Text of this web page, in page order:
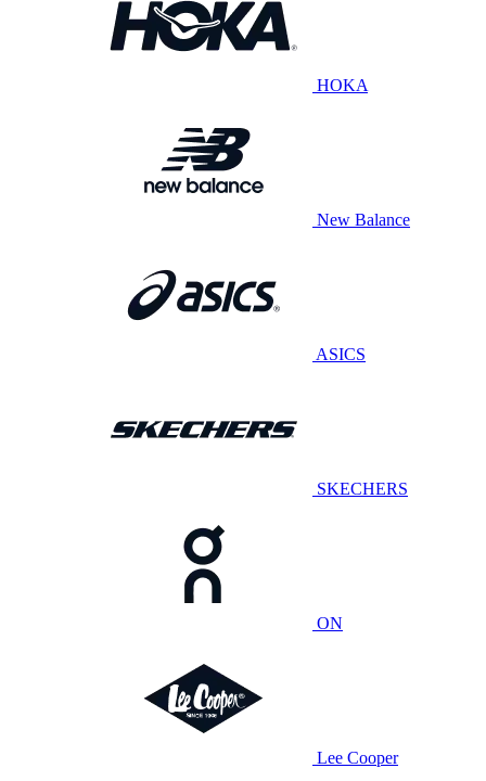
HOKA
New Balance
ASICS
SKECHERS
ON
Lee Cooper